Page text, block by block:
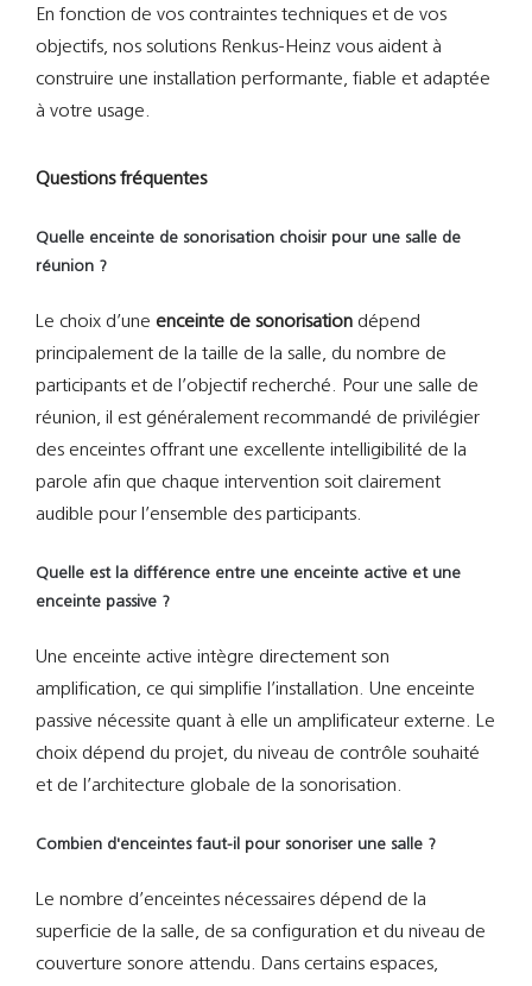
En fonction de vos contraintes techniques et de vos
objectifs, nos solutions Renkus-Heinz vous aident à
construire une installation performante, fiable et adaptée
à votre usage.
Questions fréquentes
Quelle enceinte de sonorisation choisir pour une salle de
réunion ?
Le choix d’une enceinte de sonorisation dépend
principalement de la taille de la salle, du nombre de
participants et de l’objectif recherché. Pour une salle de
réunion, il est généralement recommandé de privilégier
des enceintes offrant une excellente intelligibilité de la
parole afin que chaque intervention soit clairement
audible pour l’ensemble des participants.
Quelle est la différence entre une enceinte active et une
enceinte passive ?
Une enceinte active intègre directement son
amplification, ce qui simplifie l’installation. Une enceinte
passive nécessite quant à elle un amplificateur externe. Le
choix dépend du projet, du niveau de contrôle souhaité
et de l’architecture globale de la sonorisation.
Combien d'enceintes faut-il pour sonoriser une salle ?
Le nombre d’enceintes nécessaires dépend de la
superficie de la salle, de sa configuration et du niveau de
couverture sonore attendu. Dans certains espaces,